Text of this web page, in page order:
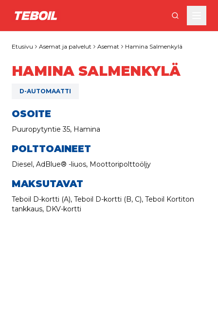
Siirry pääsisältöön
Etusivu Asemat ja palvelut Asemat Hamina Salmenkylä
HAMINA SALMENKYLÄ
D-AUTOMAATTI
OSOITE
Puuropytyntie 35, Hamina
POLTTOAINEET
Diesel, AdBlue® -liuos, Moottoripolttoöljy
MAKSUTAVAT
Teboil D-kortti (A), Teboil D-kortti (B, C), Teboil Kortiton
tankkaus, DKV-kortti